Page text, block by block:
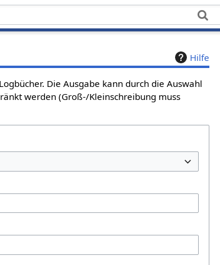
Hilfe
Die Ausgabe kann durch die Auswahl
werden (Groß-/Kleinschreibung muss